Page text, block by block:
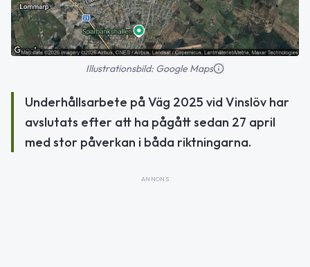
Illustrationsbild: Google Maps
Underhållsarbete på Väg 2025 vid Vinslöv har
avslutats efter att ha pågått sedan 27 april
med stor påverkan i båda riktningarna.
ANNONS